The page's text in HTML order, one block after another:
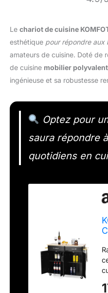
Le chariot de cuisine
esthétique pour répondre aux
amateurs de cuisine. Doté de
de cuisine mobilier polyvalent
ingénieuse et sa robustesse
Optez pour
saura répondre
quotidiens en